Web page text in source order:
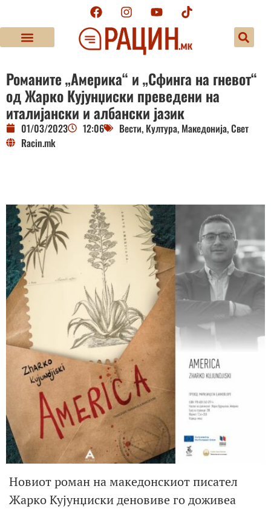
Романите „Америка“ и „Сфинга на гневот“
од Жарко Кујунџиски преведени на
италијански и албански јазик
01/03/2023 12:06 Вести, Култура, Македонија,Свет
Racin.mk
Новиот роман на македонскиот писател
Жарко Кујунџиски деновиве го доживеа